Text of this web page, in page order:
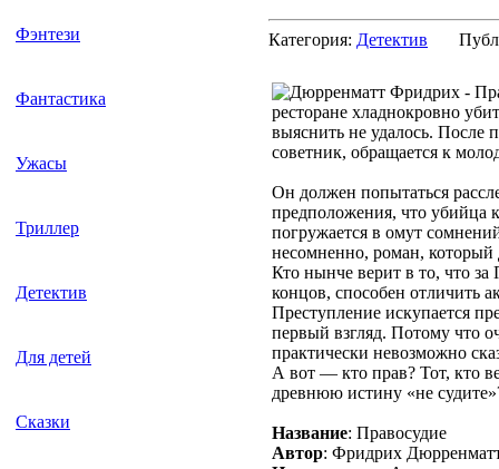
Фэнтези
Фантастика
Ужасы
Триллер
Детектив
Для детей
Сказки
Категория: Детектив
ресторане хладнокровно
выяснить не удалось. После
советник, обращается к
Он должен попытаться
предположения, что убийца
погружается в омут
несомненно, роман,
Кто нынче верит в то, что за
концов, способен отличить
Преступление искупается
первый взгляд. Потому что
практически невозможно
А вот — кто прав? Тот, кто
древнюю истину «не
Название: Правосудие
Автор: Фридрих